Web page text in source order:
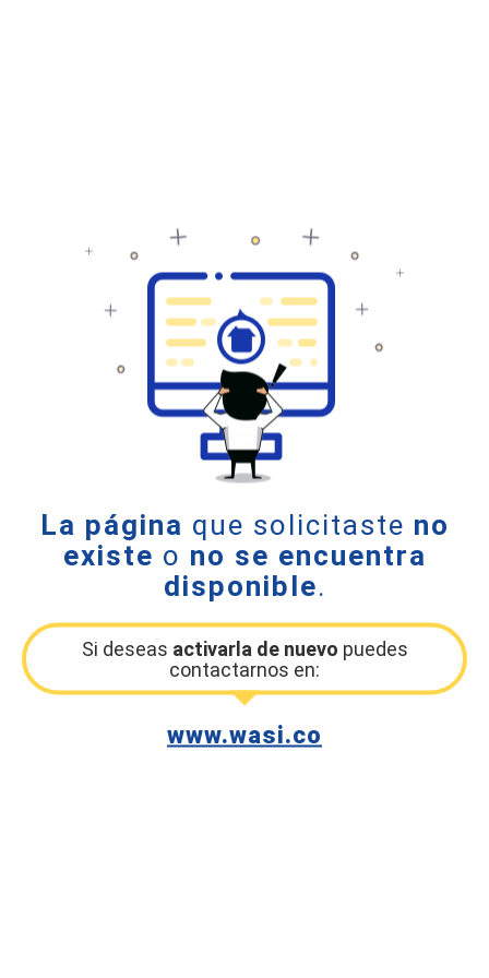
La página que solicitaste no
existe o no se encuentra
disponible.
Si deseas activarla de nuevo puedes
contactarnos en:
www.wasi.co